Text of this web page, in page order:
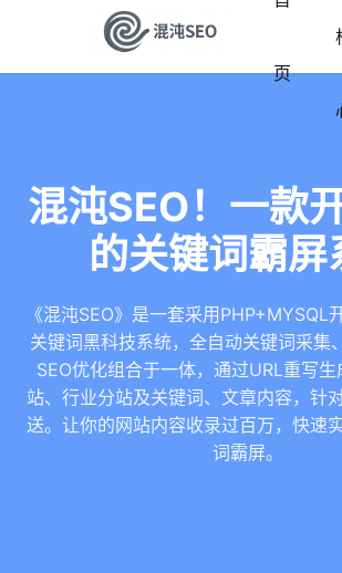
页
混沌SEO！一款
的关键词霸屏
《混沌SEO》是一套采用PHP+MYSQL
关键词黑科技系统，全自动关键词采集
SEO优化组合于一体，通过URL重写
站、行业分站及关键词、文章内容，针
送。让你的网站内容收录过百万，快速
词霸屏。